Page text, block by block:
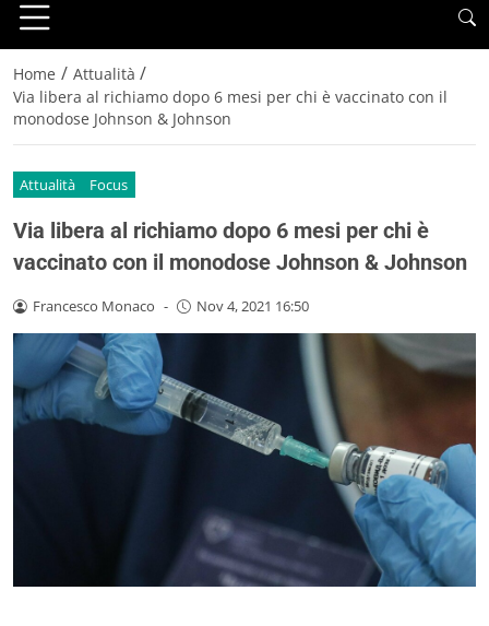
Home / Attualità /
Via libera al richiamo dopo 6 mesi per chi è vaccinato con il
monodose Johnson & Johnson
Attualità Focus
Via libera al richiamo dopo 6 mesi per chi è
vaccinato con il monodose Johnson & Johnson
Francesco Monaco - Nov 4, 2021 16:50